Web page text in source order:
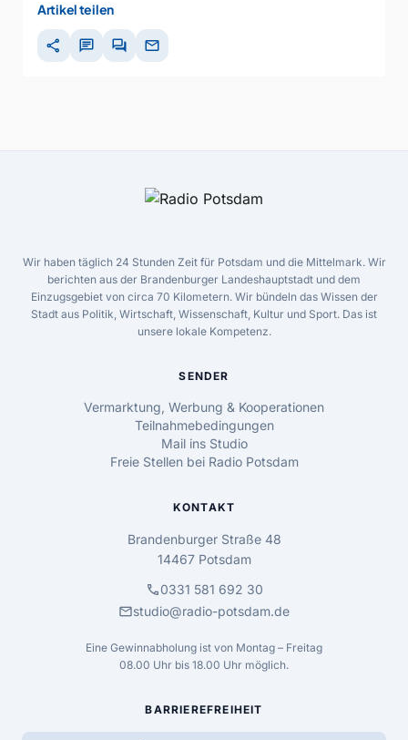
Artikel teilen
share chat forum mail
Wir haben täglich 24 Stunden Zeit für Potsdam und die Mittelmark. Wir
berichten aus der Brandenburger Landeshauptstadt und dem
Einzugsgebiet von circa 70 Kilometern. Wir bündeln das Wissen der
Stadt aus Politik, Wirtschaft, Wissenschaft, Kultur und Sport. Das ist
unsere lokale Kompetenz.
SENDER
Vermarktung, Werbung & Kooperationen
Teilnahmebedingungen
Mail ins Studio
Freie Stellen bei Radio Potsdam
KONTAKT
Brandenburger Straße 48
14467 Potsdam
call0331 581 692 30
mailstudio@radio-potsdam.de
Eine Gewinnabholung ist von Montag – Freitag
08.00 Uhr bis 18.00 Uhr möglich.
BARRIEREFREIHEIT